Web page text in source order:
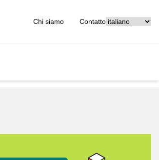
Chi siamo Contatto